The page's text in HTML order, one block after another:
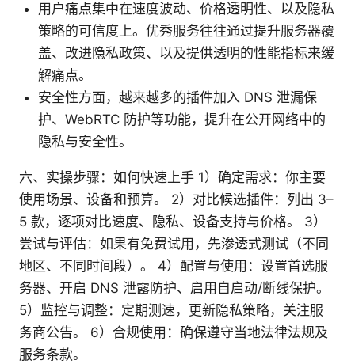
用户痛点集中在速度波动、价格透明性、以及隐私
策略的可信度上。优秀服务往往通过提升服务器覆
盖、改进隐私政策、以及提供透明的性能指标来缓
解痛点。
安全性方面，越来越多的插件加入 DNS 泄漏保
护、WebRTC 防护等功能，提升在公开网络中的
隐私与安全性。
六、实操步骤：如何快速上手 1）确定需求：你主要
使用场景、设备和预算。 2）对比候选插件：列出 3–
5 款，逐项对比速度、隐私、设备支持与价格。 3）
尝试与评估：如果有免费试用，先渗透式测试（不同
地区、不同时间段）。 4）配置与使用：设置首选服
务器、开启 DNS 泄露防护、启用自启动/断线保护。
5）监控与调整：定期测速，更新隐私策略，关注服
务商公告。 6）合规使用：确保遵守当地法律法规及
服务条款。